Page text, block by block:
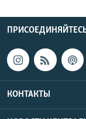
КОНТАКТЫ